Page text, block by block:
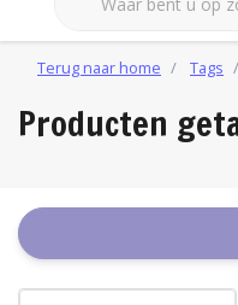
Terug naar home Tags
Producten